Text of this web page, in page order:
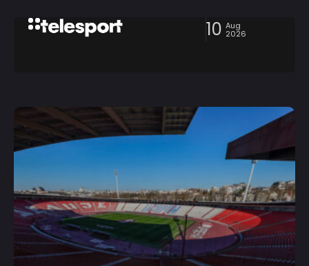
10 Aug
2026